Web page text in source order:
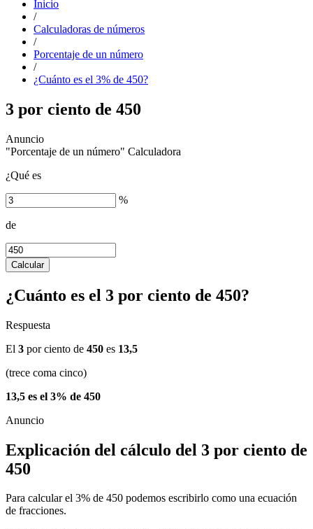
Inicio
/
Calculadoras de números
/
Porcentaje de un número
/
¿Cuánto es el 3% de 450?
3 por ciento de 450
"Porcentaje de un número" Calculadora
¿Qué es
%
de
Calcular
¿Cuánto es el 3 por ciento de 450?
Respuesta
El 3 por ciento de 450 es 13,5
(trece coma cinco)
13,5 es el 3% de 450
Explicación del cálculo del 3 por ciento de
450
Para calcular el 3% de 450 podemos escribirlo como una ecuación
de fracciones.